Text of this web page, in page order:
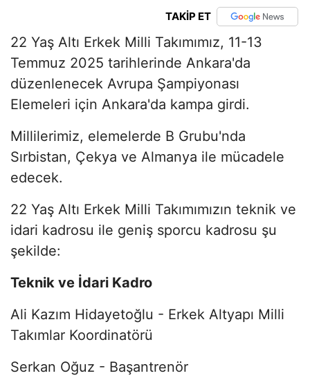
TAKİP ET
22 Yaş Altı Erkek Milli Takımımız, 11-13
Temmuz 2025 tarihlerinde Ankara'da
düzenlenecek Avrupa Şampiyonası
Elemeleri için Ankara'da kampa girdi.
Millilerimiz, elemelerde B Grubu'nda
Sırbistan, Çekya ve Almanya ile mücadele
edecek.
22 Yaş Altı Erkek Milli Takımımızın teknik ve
idari kadrosu ile geniş sporcu kadrosu şu
şekilde:
Teknik ve İdari Kadro
Ali Kazım Hidayetoğlu - Erkek Altyapı Milli
Takımlar Koordinatörü
Serkan Oğuz - Başantrenör